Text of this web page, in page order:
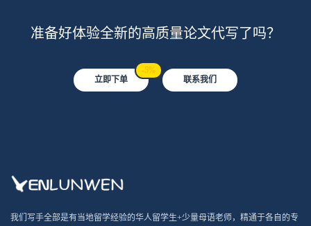
准备好体验全新的高质量论文代写了吗？
立即下单
-5%
联系我们
我们写手全部是有当地留学经验的华人留学生+少量母语老师，精通于各自的专